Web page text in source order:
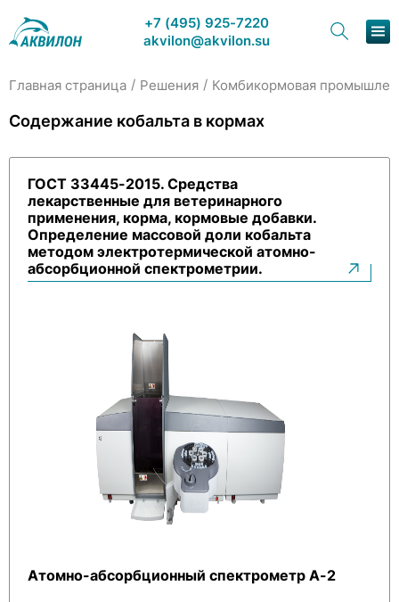
+7 (495) 925-7220
akvilon@akvilon.su
Сервис и ремонт
Главная страница / Решения / Комбикормовая
Содержание кобальта в кормах
ГОСТ 33445-2015. Средства
лекарственные для ветеринарного
применения, корма, кормовые добавки.
Определение массовой доли кобальта
методом электротермической атомно-
абсорбционной спектрометрии.
Атомно-абсорбционный спектрометр А-2